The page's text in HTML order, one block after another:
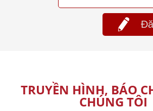
TRUYỀN HÌNH, BÁO
CHÚNG TÔI